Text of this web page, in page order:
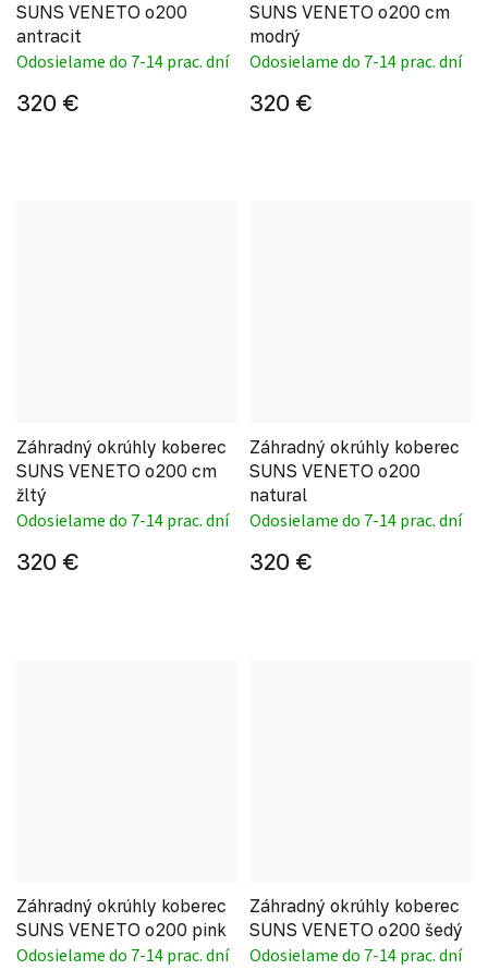
SUNS VENETO o200
antracit
Odosielame do 7-14 prac. dní
320 €
SUNS VENETO o200 cm
modrý
Odosielame do 7-14 prac. dní
320 €
Záhradný okrúhly koberec
SUNS VENETO o200 cm
žltý
Odosielame do 7-14 prac. dní
320 €
Záhradný okrúhly koberec
SUNS VENETO o200
natural
Odosielame do 7-14 prac. dní
320 €
Záhradný okrúhly koberec
SUNS VENETO o200 pink
Odosielame do 7-14 prac. dní
Záhradný okrúhly koberec
SUNS VENETO o200 šedý
Odosielame do 7-14 prac. dní